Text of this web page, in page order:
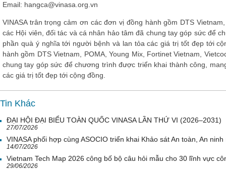
Email: hangca@vinasa.org.vn
VINASA trân trọng cảm ơn các đơn vị đồng hành gồm DTS
các Hội viên, đối tác và cá nhân hảo tâm đã chung tay góp sức để
phần quà ý nghĩa tới người bệnh và lan tỏa các giá trị tốt đẹp tới
hành gồm DTS Vietnam, POMA, Young Mix, Fortinet Vietnam,
chung tay góp sức để chương trình được triển khai thành công,
các giá trị tốt đẹp tới cộng đồng.
Tin Khác
ĐẠI HỘI ĐẠI BIỂU TOÀN QUỐC VINASA LẦN THỨ VI (2026–2031)
27/07/2026
VINASA phối hợp cùng ASOCIO triển khai Khảo sát An toàn, An
14/07/2026
Vietnam Tech Map 2026 công bố bộ câu hỏi mẫu cho 30 lĩnh vực
29/06/2026